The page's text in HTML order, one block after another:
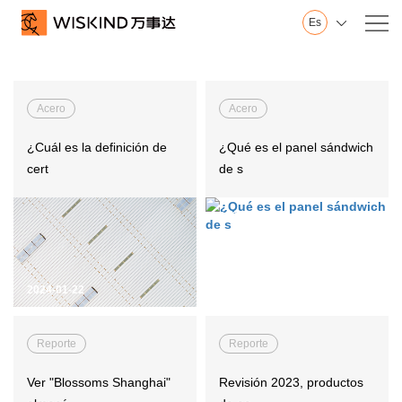
Es 
Base en Shandong
Historial
Honor
Vídeo
Servicio
Pared
Techo
Piso
2024-01-22
Acero
¿Cuál es la definición de
cert
2024-01-12
Acero
¿Qué es el panel sándwich
de s
Reporte
Ver "Blossoms Shanghai"
Reporte
Revisión 2023, productos